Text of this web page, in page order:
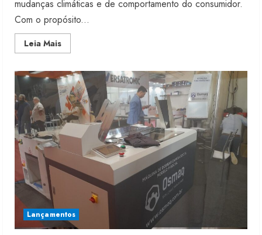
mudanças climáticas e de comportamento do consumidor.
Com o propósito...
Leia MaisRead
more
do
inverno
2026
das
têxteis
em
um
só
lugar
Lançamentos